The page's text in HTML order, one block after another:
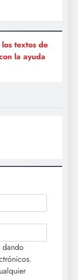
textos de
la ayuda
dando